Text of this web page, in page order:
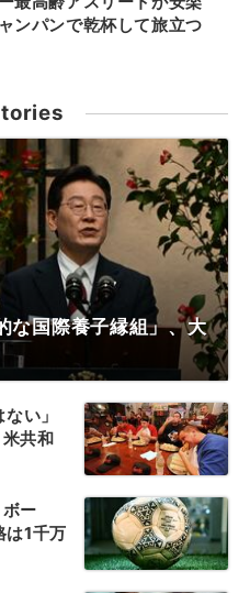
ンパンで乾杯して旅立つ
な国際養子縁組」、大
い」
共和
ー
は1千万